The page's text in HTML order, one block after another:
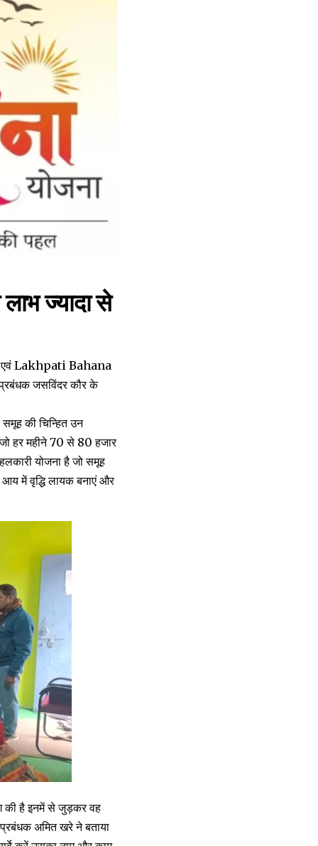
ज्यादा से
एवं Lakhpati Bahana
जसविंदर कौर के
की चिन्हित उन
हर महीने 70 से 80 हजार
योजना है जो समूह
आय में वृद्धि लायक बनाएं और
की है इनमें से जुड़कर वह
अमित खरे ने बताया